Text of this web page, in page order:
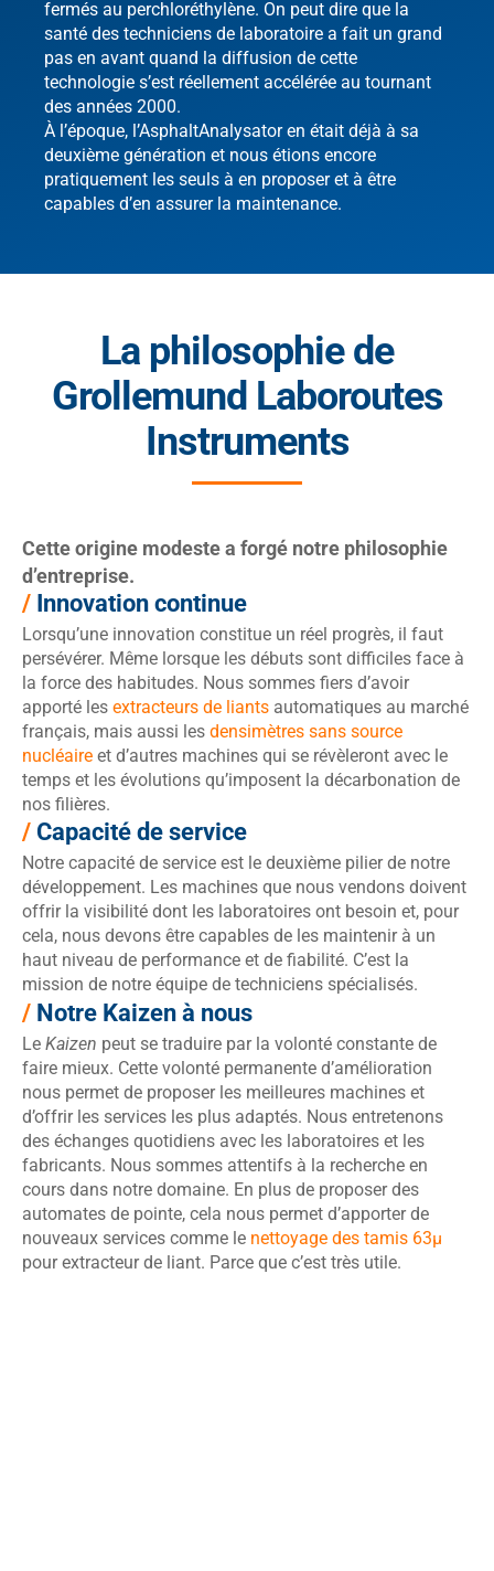
fermés au perchloréthylène. On peut dire que la
santé des techniciens de laboratoire a fait un grand
pas en avant quand la diffusion de cette
technologie s’est réellement accélérée au tournant
des années 2000.
À l’époque, l’AsphaltAnalysator en était déjà à sa
deuxième génération et nous étions encore
pratiquement les seuls à en proposer et à être
capables d’en assurer la maintenance.
La philosophie de
Grollemund Laboroutes
Instruments
Cette origine modeste a forgé notre philosophie
d’entreprise.
/ Innovation continue
Lorsqu’une innovation constitue un réel progrès, il faut
persévérer. Même lorsque les débuts sont difficiles face à
la force des habitudes. Nous sommes fiers d’avoir
apporté les extracteurs de liants automatiques au marché
français, mais aussi les densimètres sans source
nucléaire et d’autres machines qui se révèleront avec le
temps et les évolutions qu’imposent la décarbonation de
nos filières.
/ Capacité de service
Notre capacité de service est le deuxième pilier de notre
développement. Les machines que nous vendons doivent
offrir la visibilité dont les laboratoires ont besoin et, pour
cela, nous devons être capables de les maintenir à un
haut niveau de performance et de fiabilité. C’est la
mission de notre équipe de techniciens spécialisés.
/ Notre Kaizen à nous
Le Kaizen peut se traduire par la volonté constante de
faire mieux. Cette volonté permanente d’amélioration
nous permet de proposer les meilleures machines et
d’offrir les services les plus adaptés. Nous entretenons
des échanges quotidiens avec les laboratoires et les
fabricants. Nous sommes attentifs à la recherche en
cours dans notre domaine. En plus de proposer des
automates de pointe, cela nous permet d’apporter de
nouveaux services comme le nettoyage des tamis 63µ
pour extracteur de liant. Parce que c’est très utile.